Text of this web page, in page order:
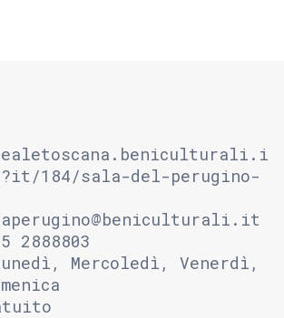
184/sala-del-perugino-
2888803
Mercoledì, Venerdì,